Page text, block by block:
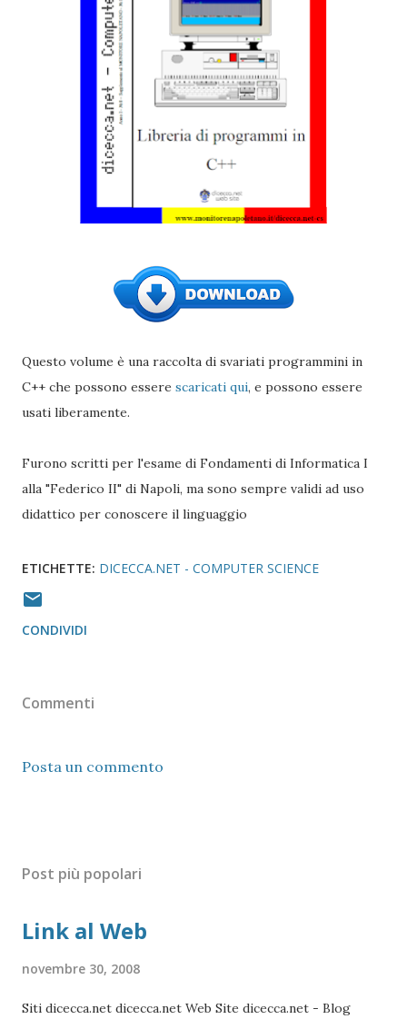
Questo volume è una raccolta di svariati programmini in
C++ che possono essere scaricati qui, e possono essere
usati liberamente.
Furono scritti per l'esame di Fondamenti di Informatica I
alla "Federico II" di Napoli, ma sono sempre validi ad uso
didattico per conoscere il linguaggio
ETICHETTE: DICECCA.NET - COMPUTER SCIENCE
CONDIVIDI
Commenti
Posta un commento
Post più popolari
Link al Web
novembre 30, 2008
Siti dicecca.net dicecca.net Web Site dicecca.net - Blog